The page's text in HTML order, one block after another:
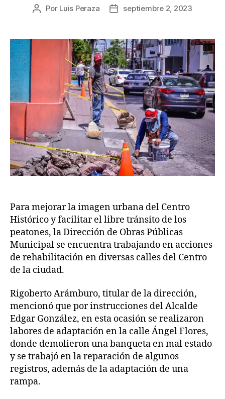
Por Luis Peraza septiembre 2, 2023
Para mejorar la imagen urbana del Centro
Histórico y facilitar el libre tránsito de los
peatones, la Dirección de Obras Públicas
Municipal se encuentra trabajando en acciones
de rehabilitación en diversas calles del Centro
de la ciudad.
Rigoberto Arámburo, titular de la dirección,
mencionó que por instrucciones del Alcalde
Edgar González, en esta ocasión se realizaron
labores de adaptación en la calle Ángel Flores,
donde demolieron una banqueta en mal estado
y se trabajó en la reparación de algunos
registros, además de la adaptación de una
rampa.